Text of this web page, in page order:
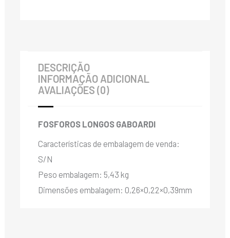
DESCRIÇÃO
INFORMAÇÃO ADICIONAL
AVALIAÇÕES (0)
FOSFOROS LONGOS GABOARDI
Características de embalagem de venda:
S/N
Peso embalagem: 5,43 kg
Dimensões embalagem: 0,26×0,22×0,39mm